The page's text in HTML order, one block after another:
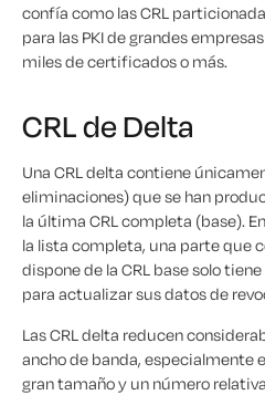
confía como las CRL
para las PKI de grandes
miles de certificados o más.
CRL de Delta
Una CRL delta contiene
eliminaciones) que se han
la última CRL completa (base).
la lista completa, una parte que
dispone de la CRL base solo
para actualizar sus datos de
Las CRL delta reducen
ancho de banda, especialmente
gran tamaño y un número